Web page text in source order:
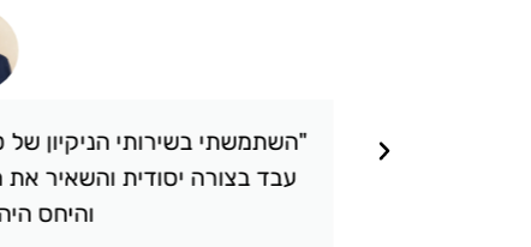
"השתמשתי בשירותי הניקיון של
עבד בצורה יסודית והשאיר
והיחס